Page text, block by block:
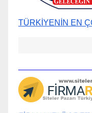
TÜRKİYENİN EN